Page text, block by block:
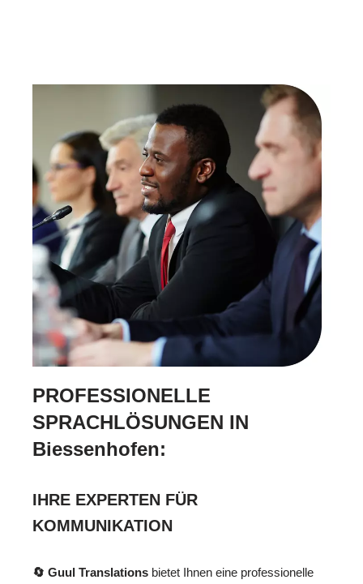
PROFESSIONELLE
SPRACHLÖSUNGEN IN
Biessenhofen:
IHRE EXPERTEN FÜR
KOMMUNIKATION
🔄 Guul Translations bietet Ihnen eine professionelle